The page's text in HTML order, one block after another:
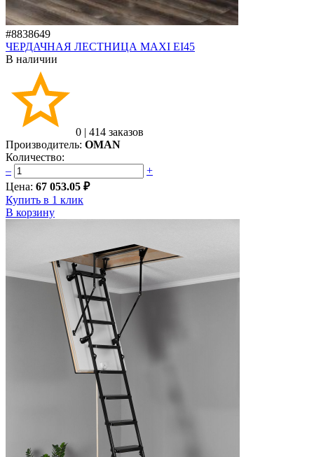
#8838649
ЧЕРДАЧНАЯ ЛЕСТНИЦА MAXI EI45
В наличии
0 | 414 заказов
Производитель: OMAN
Количество:
–
+
Цена: 67 053.05 ₽
Купить в 1 клик
В корзину